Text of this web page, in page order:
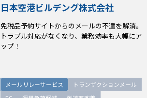
日本空港ビルデング株式会社
免税品予約サイトからのメールの不達を解消。
トラブル対応がなくなり、業務効率も大幅にア
ップ！
メールリレーサービス
トランザクションメール
日本空港ビルデング株式会社
免税品予約サイトからのメールの不達を解消。
トラブル対応がなくなり、業務効率も大幅にア
ップ！
メールリレーサービス
トランザクションメール